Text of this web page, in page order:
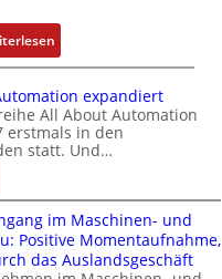
t
e
m
e
i
e
r
u
n
g
b
s
t
ä
:
D
r
u
c
k
u
s
g
l
expandiert
All About Automation
erstmals in den
statt. Und…
im Maschinen- und
Positive Momentaufnahme,
das Auslandsgeschäft